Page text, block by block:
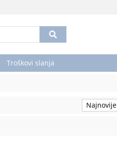
Troškovi slanja
Najnovije